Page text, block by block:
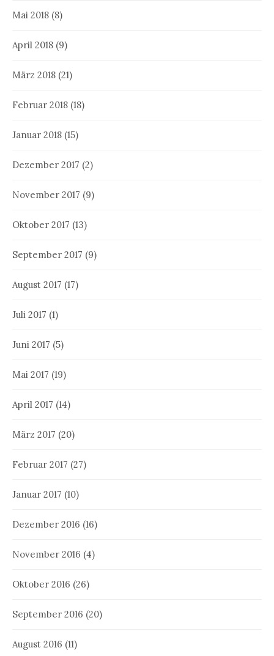
Mai 2018 (8)
April 2018 (9)
März 2018 (21)
Februar 2018 (18)
Januar 2018 (15)
Dezember 2017 (2)
November 2017 (9)
Oktober 2017 (13)
September 2017 (9)
August 2017 (17)
Juli 2017 (1)
Juni 2017 (5)
Mai 2017 (19)
April 2017 (14)
März 2017 (20)
Februar 2017 (27)
Januar 2017 (10)
Dezember 2016 (16)
November 2016 (4)
Oktober 2016 (26)
September 2016 (20)
August 2016 (11)